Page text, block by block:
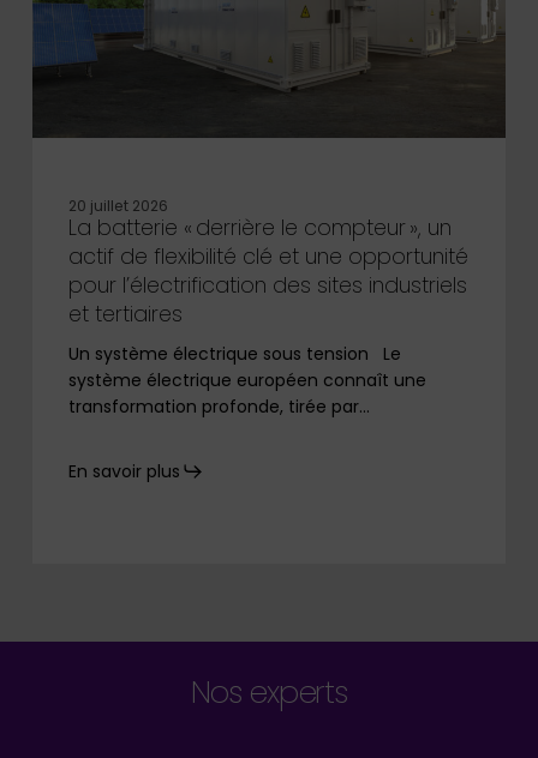
20 juillet 2026
La batterie « derrière le compteur », un
actif de flexibilité clé et une opportunité
pour l’électrification des sites industriels
et tertiaires
Un système électrique sous tension Le
système électrique européen connaît une
transformation profonde, tirée par…
En savoir plus
Nos experts